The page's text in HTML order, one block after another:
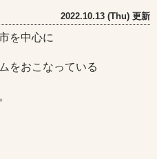
2022.10.13 (Thu) 更新
を中心に
をおこなっている